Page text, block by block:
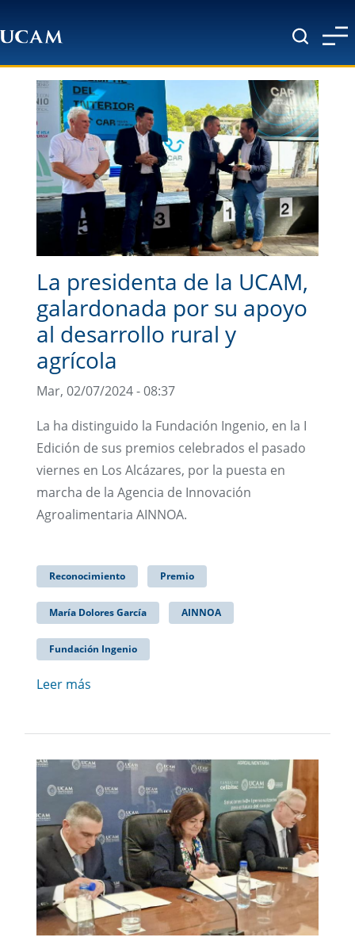
La presidenta de la UCAM,
galardonada por su apoyo
al desarrollo rural y
agrícola
Mar, 02/07/2024 - 08:37
La ha distinguido la Fundación Ingenio, en la I
Edición de sus premios celebrados el pasado
viernes en Los Alcázares, por la puesta en
marcha de la Agencia de Innovación
Agroalimentaria AINNOA.
Reconocimiento Premio
María Dolores García AINNOA
Fundación Ingenio
Leer más